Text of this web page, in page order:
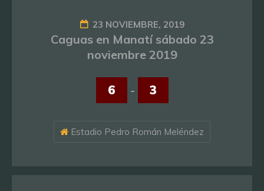
23 NOVIEMBRE, 2019
Caguas en Manatí sábado 23
noviembre 2019
6 - 3
Estadio Pedro Román Meléndez